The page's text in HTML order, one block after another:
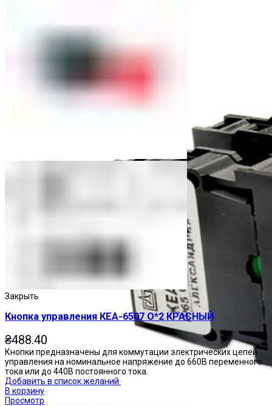
Закрыть
Кнопка управления КЕА-6507 О*2 КРАСНЫЙ
₴488.40
Кнопки предназначены для коммутации электрических цепей
управления на номинальное напряжение до 660В переменного
тока или до 440В постоянного тока.
Добавить в список желаний
В корзину
Просмотр